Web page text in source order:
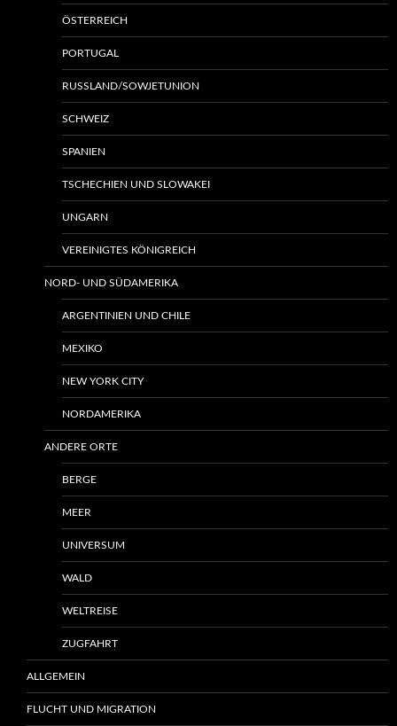
ÖSTERREICH
PORTUGAL
RUSSLAND/SOWJETUNION
SCHWEIZ
SPANIEN
TSCHECHIEN UND SLOWAKEI
UNGARN
VEREINIGTES KÖNIGREICH
NORD- UND SÜDAMERIKA
ARGENTINIEN UND CHILE
MEXIKO
NEW YORK CITY
NORDAMERIKA
ANDERE ORTE
BERGE
MEER
UNIVERSUM
WALD
WELTREISE
ZUGFAHRT
ALLGEMEIN
FLUCHT UND MIGRATION